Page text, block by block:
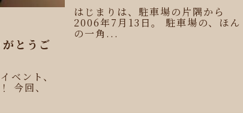
とうご
ベント、
今回、
はじまりは、駐車場の片隅から
2006年7月13日。 駐車場の、ほん
の一角...